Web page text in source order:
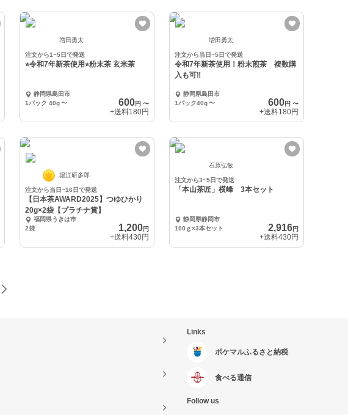
増田勇太
注文から1~5日で発送
⭐︎令和7年新茶使用⭐︎粉末茶 玄米茶
静岡県島田市
1パック 40g 〜 600円〜
+送料180円
増田勇太
注文から当日~5日で発送
令和7年新茶使用！粉末煎茶 複数購
入も可‼︎
静岡県島田市
1パック40g〜 600円 〜
+送料180円
堀江研多郎
注文から当日~16日で発送
【日本茶AWARD2025】つゆひかり
20g×2袋【プラチナ賞】
福岡県うきは市
2袋
1,200円
+送料430円
石原弘敏
注文から3~5日で発送
「本山茶匠」横峰 3本セット
静岡県静岡市
100ｇ×3本セット
2,916円
+送料430円
Links
ポケマルふるさと納税
食べる通信
Follow us